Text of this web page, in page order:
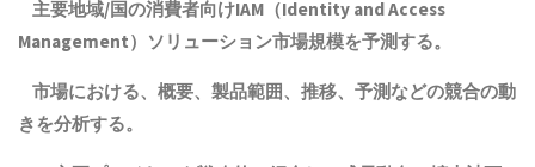
主要地域/国の消費者向けIAM（Identity and Access
Management）ソリューション市場規模を予測する。
市場における、概要、製品範囲、推移、予測などの競合の動
きを分析する。